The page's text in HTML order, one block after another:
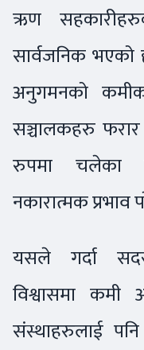
ऋण
सार्वजनिक भएको
अनुगमनको
सञ्चालकहरु
रुपमा चलेका
नकारात्मक प्रभाव
यसले गर्दा
विश्वासमा
संस्थाहरुलाई